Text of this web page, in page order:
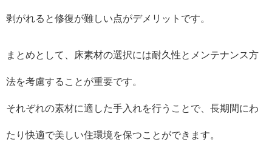
剥がれると修復が難しい点がデメリットです。
まとめとして、床素材の選択には耐久性とメンテナンス方
法を考慮することが重要です。
それぞれの素材に適した手入れを行うことで、長期間にわ
たり快適で美しい住環境を保つことができます。